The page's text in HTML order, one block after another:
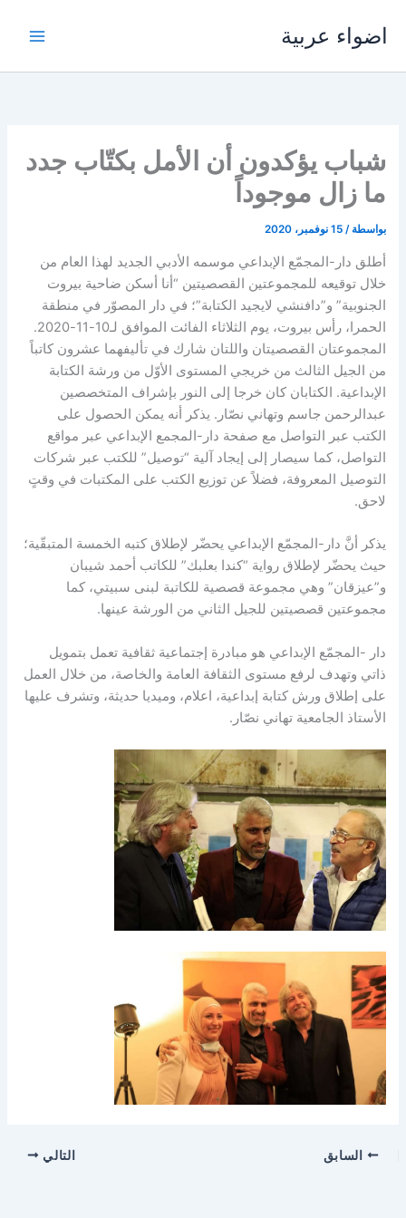
اضواء عربية
شباب يؤكدون أن الأمل بكتّاب جدد
ما زال موجوداً
بواسطة /15 نوفمبر، 2020
أطلق دار-المجمّع الإبداعي موسمه الأدبي الجديد لهذا العام من
خلال توقيعه للمجموعتين القصصيتين “أنا أسكن ضاحية بيروت
الجنوبية” و”دافنشي لايجيد الكتابة”؛ في دار المصوّر في منطقة
الحمرا، رأس بيروت، يوم الثلاثاء الفائت الموافق لـ10-11-2020.
المجموعتان القصصيتان واللتان شارك في تأليفهما عشرون كاتباً
من الجيل الثالث من خريجي المستوى الأوّل من ورشة الكتابة
الإبداعية. الكتابان كان خرجا إلى النور بإشراف المتخصصين
عبدالرحمن جاسم وتهاني نصّار. يذكر أنه يمكن الحصول على
الكتب عبر التواصل مع صفحة دار-المجمع الإبداعي عبر مواقع
التواصل، كما سيصار إلى إيجاد آلية “توصيل” للكتب عبر شركات
التوصيل المعروفة، فضلاً عن توزيع الكتب على المكتبات في وقتٍ
لاحق.
يذكر أنَّ دار-المجمّع الإبداعي يحضّر لإطلاق كتبه الخمسة المتبقّية؛
حيث يحضّر لإطلاق رواية “كندا بعلبك” للكاتب أحمد شيبان
و”عيزقان” وهي مجموعة قصصية للكاتبة لبنى سبيتي، كما
مجموعتين قصصيتين للجيل الثاني من الورشة عينها.
دار -المجمّع الإبداعي هو مبادرة إجتماعية ثقافية تعمل بتمويل
ذاتي وتهدف لرفع مستوى الثقافة العامة والخاصة، من خلال العمل
على إطلاق ورش كتابة إبداعية، اعلام، وميديا حديثة، وتشرف عليها
الأستاذ الجامعية تهاني نصّار.
السابق التالي